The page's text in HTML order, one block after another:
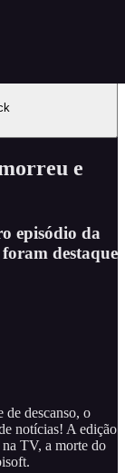
e
episódio da
destaque
descanso, o
notícias! A edição
TV, a morte do